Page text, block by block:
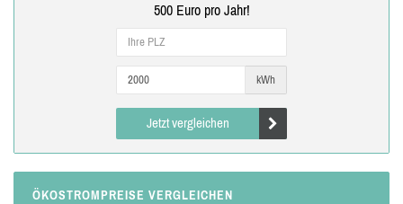
500 Euro pro Jahr!
kWh
Jetzt vergleichen
ÖKOSTROMPREISE VERGLEICHEN